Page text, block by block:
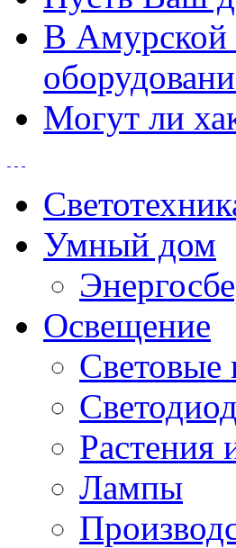
В Амурской
Могут ли
Умный дом
Освещение
Растения
Лампы